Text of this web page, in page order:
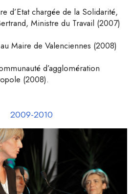
d’Etat chargée de la Solidarité,
Ministre du Travail (2007)
Maire de Valenciennes (2008)
d’agglomération
(2008).
2009-2010